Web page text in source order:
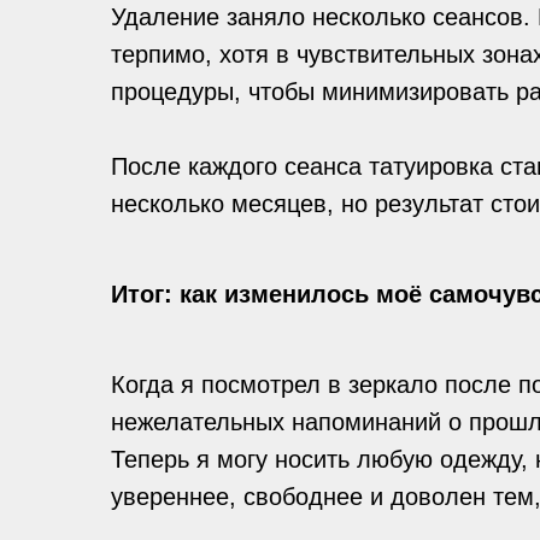
Удаление заняло несколько
терпимо, хотя в чувствительных
процедуры, чтобы минимизировать
После каждого сеанса татуировка
несколько месяцев, но результат
Итог: как изменилось моё
Когда я посмотрел в зеркало после
нежелательных напоминаний о
Теперь я могу носить любую одежду,
увереннее, свободнее и доволен